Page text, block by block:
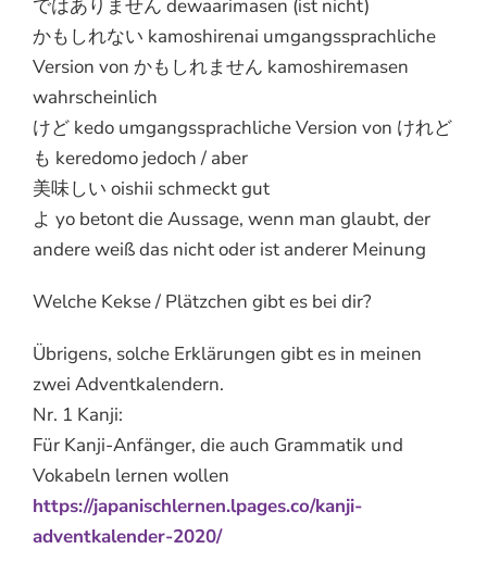
ではありません dewaarimasen (ist nicht)
かもしれない kamoshirenai umgangssprachliche
Version von かもしれません kamoshiremasen
wahrscheinlich
けど kedo umgangssprachliche Version von けれど
も keredomo jedoch / aber
美味しい oishii schmeckt gut
よ yo betont die Aussage, wenn man glaubt, der
andere weiß das nicht oder ist anderer Meinung
Welche Kekse / Plätzchen gibt es bei dir?
Übrigens, solche Erklärungen gibt es in meinen
zwei Adventkalendern.
Nr. 1 Kanji:
Für Kanji-Anfänger, die auch Grammatik und
Vokabeln lernen wollen
https://japanischlernen.lpages.co/kanji-
adventkalender-2020/